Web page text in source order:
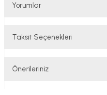
Yorumlar
Taksit Seçenekleri
Önerileriniz